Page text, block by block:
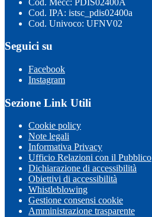
Cod. IPA: istsc_pdis02400a
Cod. Univoco: UFNV02
Seguici su
Facebook
Instagram
Sezione Link Utili
Cookie policy
Note legali
Informativa Privacy
Ufficio Relazioni con il Pubblico
Dichiarazione di accessibilità
Obiettivi di accessibilità
Whistleblowing
Gestione consensi cookie
Amministrazione trasparente